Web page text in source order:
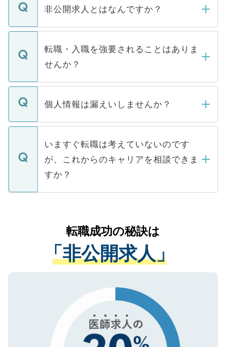
登録内容を確認し、その後メールもしくは
ます。通常、5営業日以内にはご連絡をせて
いただきますので、しばらくお待ちくださ
非公開求人とはなんですか？
マイナビDOCTORで取り扱っている求人の
うち約3割は、Webサイトからご覧いただ
けない「非公開求人」です。非公開求人は
下記の理由によって、一般には公開してい
ません。
■応募殺到を避けるため 人気のある医療機
関を公にしてしまうと、応募が殺到する場
に、医療機関が求める条件に合った人材の
みを人材紹介会社に依頼するケースが増え
ています。
転職・入職を強要されることはありま
せんか？
転職・入職を強要することは一切ありませ
ん。また、仮に応募先から内定をいただい
定を承諾する必要はありません。内定先へ
の辞退の連絡はキャリアパートナーが行い
個人情報は漏えいしませんか？
個人情報が漏えいすることはありませんの
で、ご安心ください。当サイトからの登録
などで収集したご登録者様の個人情報は、
ご本人のキャリアアップおよび転職活動の
支援を目的に使用いたします。お預かりし
ているすべての個人データはご本人の許可
は、個人情報の取り扱いについての厳密な
管理基準を満たした事業者のみに付与され
る、プライバシーマークを取得済みです。
で、機密保持に関してもご安心ください。
いますぐ転職は考えていないのです
が、これからのキャリアを相談できま
すか？
かがいして、現在の医療機関の状況や紹介
経験をまじえながら、適切なアドバイスを
させていただきます。すぐにご転職をされ
ない方には、長期的なサポートが可能です
ので、まずはご登録ください。
転職成功の秘訣は
「非公開求人」